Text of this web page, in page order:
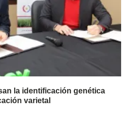
la identificación genética
varietal